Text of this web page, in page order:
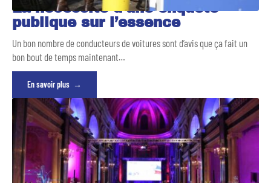
La nécessité d’une enquête
publique sur l’essence
Un bon nombre de conducteurs de voitures sont d’avis que ça fait un
bon bout de temps maintenant…
En savoir plus